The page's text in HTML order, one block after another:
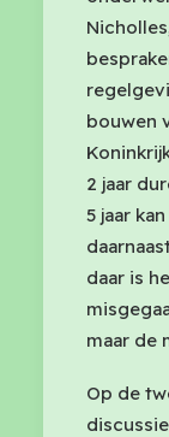
bouwen
2 jaar
5 jaar
daar is
maar de
Op de